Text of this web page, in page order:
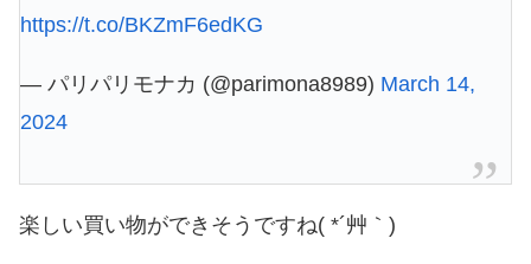
https://t.co/BKZmF6edKG
— パリパリモナカ (@parimona8989) March 14,
2024
楽しい買い物ができそうですね( *´艸｀)